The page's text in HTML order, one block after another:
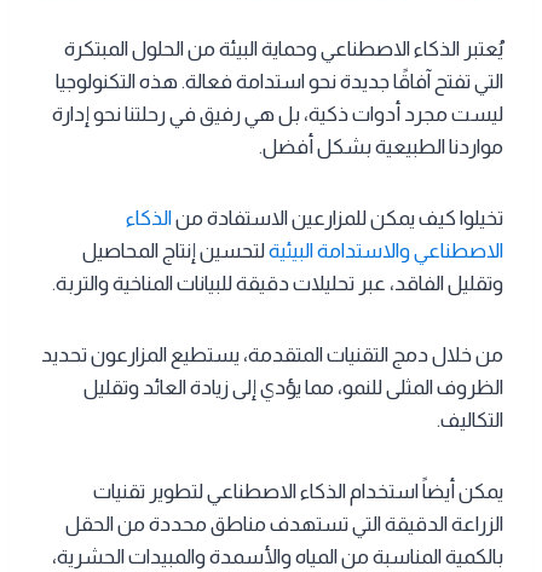
يُعتبر الذكاء الاصطناعي وحماية البيئة من الحلول المبتكرة
التي تفتح آفاقًا جديدة نحو استدامة فعالة. هذه التكنولوجيا
ليست مجرد أدوات ذكية، بل هي رفيق في رحلتنا نحو إدارة
مواردنا الطبيعية بشكل أفضل.
تخيلوا كيف يمكن للمزارعين الاستفادة من الذكاء
الاصطناعي والاستدامة البيئيةلتحسين إنتاج المحاصيل
وتقليل الفاقد، عبر تحليلات دقيقة للبيانات المناخية والتربة.
من خلال دمج التقنيات المتقدمة، يستطيع المزارعون تحديد
الظروف المثلى للنمو، مما يؤدي إلى زيادة العائد وتقليل
التكاليف.
يمكن أيضاً استخدام الذكاء الاصطناعي لتطوير تقنيات
الزراعة الدقيقة التي تستهدف مناطق محددة من الحقل
بالكمية المناسبة من المياه والأسمدة والمبيدات الحشرية،